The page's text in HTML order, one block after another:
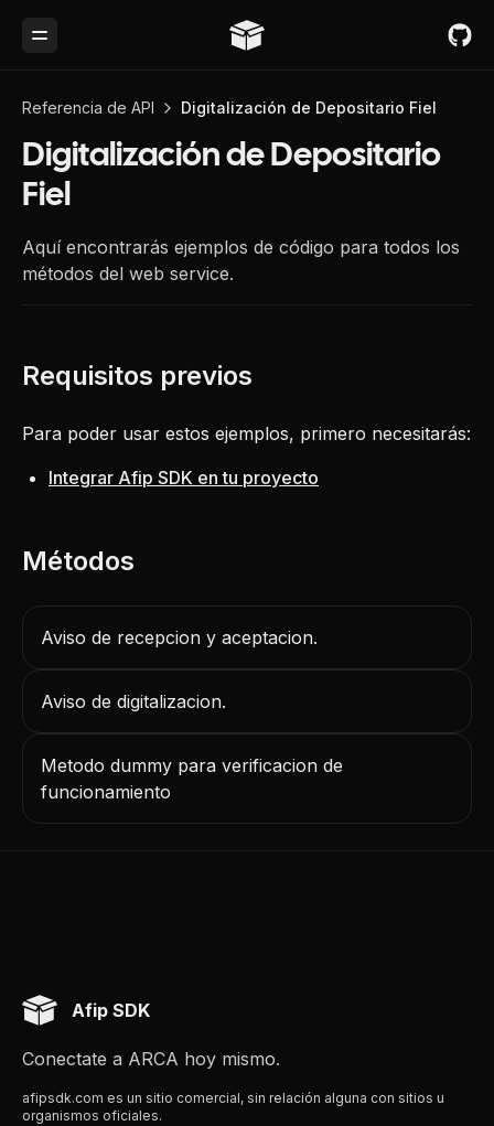
Toggle Menu
Referencia de API Digitalización de Depositario Fiel
Digitalización de Depositario
Fiel
Aquí encontrarás ejemplos de código para todos los
métodos del web service.
Para poder usar estos ejemplos, primero necesitarás:
Integrar Afip SDK en tu proyecto
Aviso de recepcion y aceptacion.
Aviso de digitalizacion.
Metodo dummy para verificacion de
funcionamiento
Afip SDK
Conectate a ARCA hoy mismo.
afipsdk.com es un sitio comercial, sin relación alguna con sitios u
organismos oficiales.